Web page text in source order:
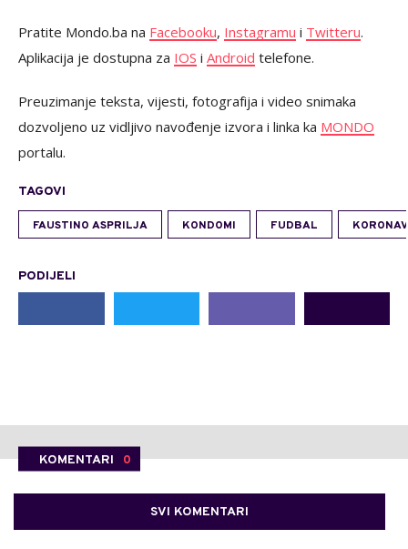
Pratite Mondo.ba na Facebooku, Instagramu i Twitteru.
Aplikacija je dostupna za IOS i Android telefone.
Preuzimanje teksta, vijesti, fotografija i video snimaka
dozvoljeno uz vidljivo navođenje izvora i linka ka MONDO
portalu.
TAGOVI
FAUSTINO ASPRILJA KONDOMI FUDBAL
PODIJELI
KOMENTARI 0
SVI KOMENTARI